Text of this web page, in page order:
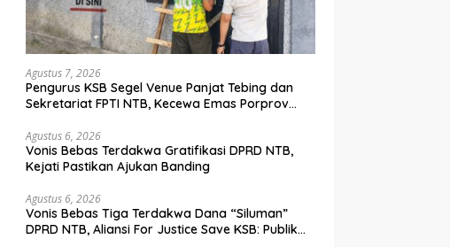
Agustus 7, 2026
Pengurus KSB Segel Venue Panjat Tebing dan
Sekretariat FPTI NTB, Kecewa Emas Porprov
Agustus 6, 2026
Vonis Bebas Terdakwa Gratifikasi DPRD NTB,
Kejati Pastikan Ajukan Banding
Agustus 6, 2026
Vonis Bebas Tiga Terdakwa Dana “Siluman”
DPRD NTB, Aliansi For Justice Save KSB: Publik